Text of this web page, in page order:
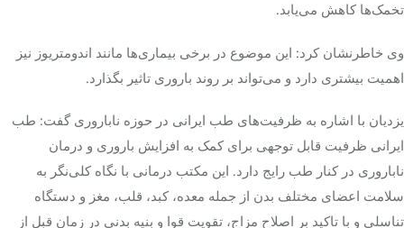
تخمک‌ها کاهش می‌یابد.
وی خاطرنشان کرد: این موضوع در برخی بیماری‌ها مانند اندومتریوز نیز
اهمیت بیشتری دارد و می‌تواند بر روند باروری تاثیر بگذارد.
یزدیان با اشاره به ظرفیت‌های طب ایرانی در حوزه ناباروری گفت: طب
ایرانی ظرفیت قابل توجهی برای کمک به افزایش باروری و درمان
ناباروری در کنار طب رایج دارد. این مکتب درمانی با نگاه کلی‌نگر به
سلامت اعضای مختلف بدن از جمله معده، کبد، قلب، مغز و دستگاه
تناسلی و با تاکید بر اصلاح مزاج، تقویت قوا و بنیه بدنی در زمان قبل از